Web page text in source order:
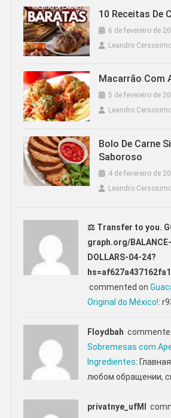
10 Receitas De
6 de fevereiro de
Leandro
Macarrão Com
5 de fevereiro de
Leandro
Bolo De Carne
Saboroso
4 de fevereiro de
Leandro
⚖ Transfer to you.
graph.org/
DOLLARS-04-24?
commented on
Original do México!:
Floydbah
Sobremesas com
Ingredientes:
любом обращении,
privatnye_ufMl